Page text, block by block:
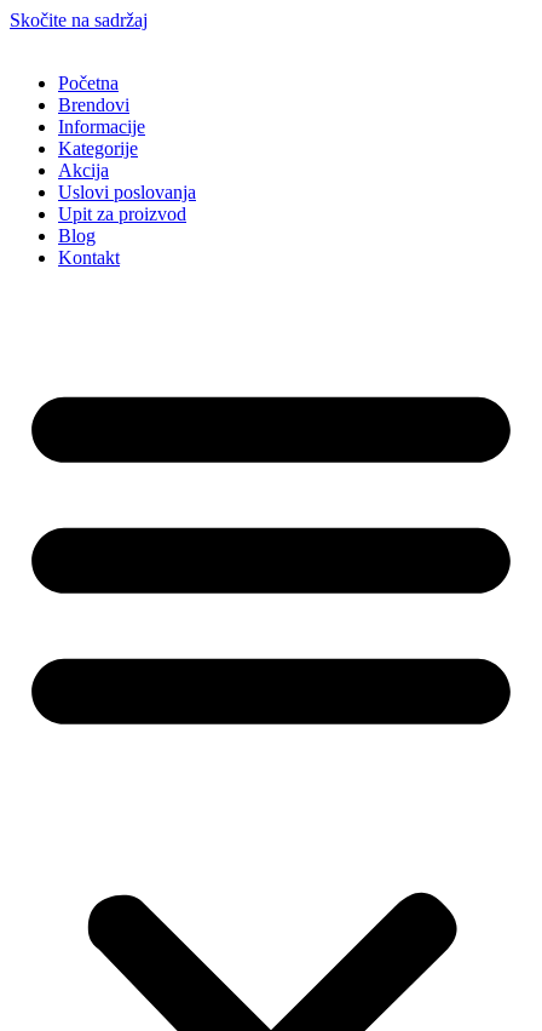
Skočite na sadržaj
Početna
Brendovi
Informacije
Kategorije
Akcija
Uslovi poslovanja
Upit za proizvod
Blog
Kontakt